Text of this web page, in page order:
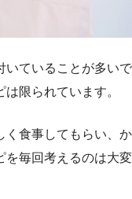
いていることが多いで
限られています。
く食事してもらい、か
を毎回考えるのは大変